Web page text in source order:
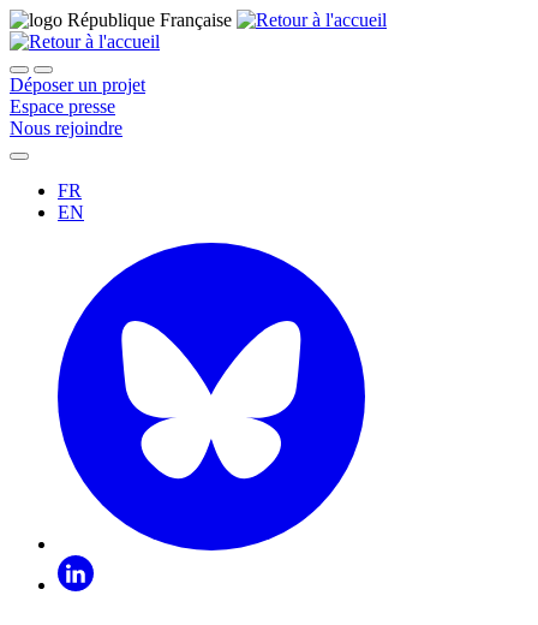
Déposer un projet
Espace presse
Nous rejoindre
FR
EN